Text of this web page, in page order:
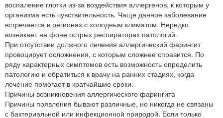
воспаление глотки из-за воздействия аллергенов, к которым у
организма есть чувствительность. Чаще данное заболевание
встречается в регионах с холодным климатом. Нередко
возникает на фоне острых респираторах патологий.
При отсутствии должного лечения аллергический фарингит
провоцирует осложнения, с которым сложнее справится. По
ряду характерных симптомов есть возможность определить
патологию и обратиться к врачу на ранних стадиях, когда
лечение помогает в кратчайшие сроки.
Причины возникновения аллергического фарингита
Причины появления бывают различные, но никогда не связаны
с бактериальной или инфекционной природой. Если только